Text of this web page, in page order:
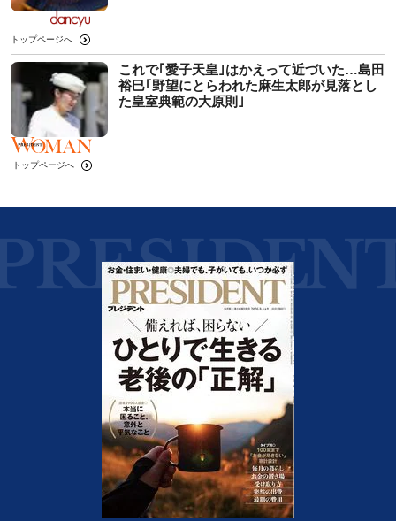
トップページへ
これで｢愛子天皇｣はかえって近づいた…島田
裕巳｢野望にとらわれた麻生太郎が見落とし
た皇室典範の大原則｣
トップページへ